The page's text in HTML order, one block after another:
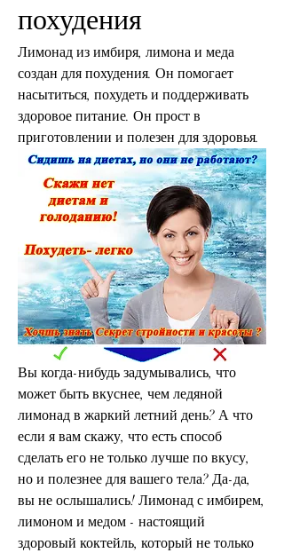
похудения
Лимонад из имбиря, лимона и меда
создан для похудения. Он помогает
насытиться, похудеть и поддерживать
здоровое питание. Он прост в
приготовлении и полезен для здоровья.
Вы когда-нибудь задумывались, что
может быть вкуснее, чем ледяной
лимонад в жаркий летний день? А что
если я вам скажу, что есть способ
сделать его не только лучше по вкусу,
но и полезнее для вашего тела? Да-да,
вы не ослышались! Лимонад с имбирем,
лимоном и медом - настоящий
здоровый коктейль, который не только